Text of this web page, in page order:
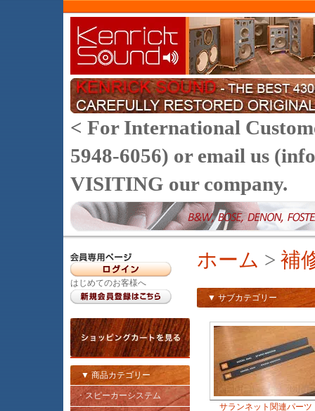
< For International
5948-6056) or email us
VISITING our company.
はじめてのお客様へ
▼ 商品カテゴリー
･ スピーカーシステム
ホーム > 補
▼ サブカテゴリー
サランネット関連パーツ